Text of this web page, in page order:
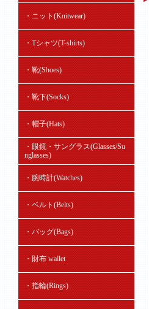
・ニット(Knitwear)
・Tシャツ(T-shirts)
・靴(Shoes)
・靴下(Socks)
・帽子(Hats)
・眼鏡・サングラス(Glasses/Su
nglasses)
・腕時計(Watches)
・ベルト(Belts)
・バッグ(Bags)
・財布 wallet
・指輪(Rings)